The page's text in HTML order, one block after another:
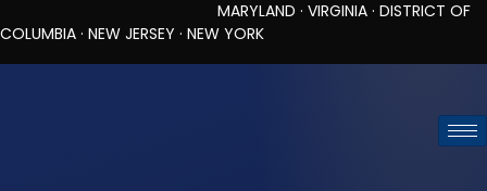
MARYLAND · VIRGINIA · DISTRICT OF
COLUMBIA · NEW JERSEY · NEW YORK